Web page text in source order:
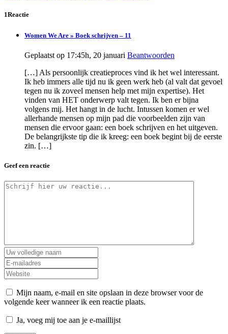
1Reactie
Women We Are » Boek schrijven – 11
Geplaatst op 17:45h, 20 januari Beantwoorden
[…] Als persoonlijk creatieproces vind ik het wel interessant.
Ik heb immers alle tijd nu ik geen werk heb (al valt dat gevoel
tegen nu ik zoveel mensen help met mijn expertise). Het
vinden van HET onderwerp valt tegen. Ik ben er bijna
volgens mij. Het hangt in de lucht. Intussen komen er wel
allerhande mensen op mijn pad die voorbeelden zijn van
mensen die ervoor gaan: een boek schrijven en het uitgeven.
De belangrijkste tip die ik kreeg: een boek begint bij de eerste
zin. […]
Geef een reactie
Mijn naam, e-mail en site opslaan in deze browser voor de
volgende keer wanneer ik een reactie plaats.
Ja, voeg mij toe aan je e-maillijst